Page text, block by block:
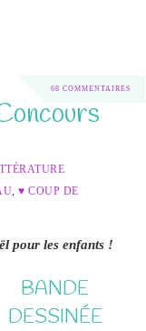
68 COMMENTAIRES
,♥ COUP DE
pour les enfants !
BANDE
DESSINÉE